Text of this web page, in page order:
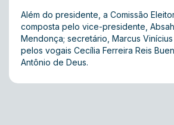
Além do presidente, a Comissão
composta pelo vice-presidente,
Mendonça; secretário, Marcus
pelos vogais Cecília Ferreira Reis
Antônio de Deus.